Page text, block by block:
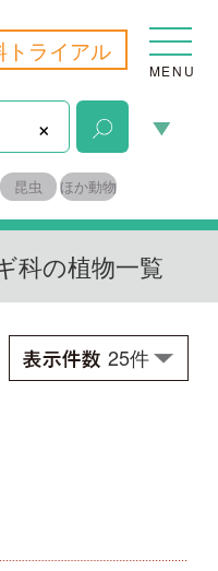
アル
MENU
ほか動物
植物一覧